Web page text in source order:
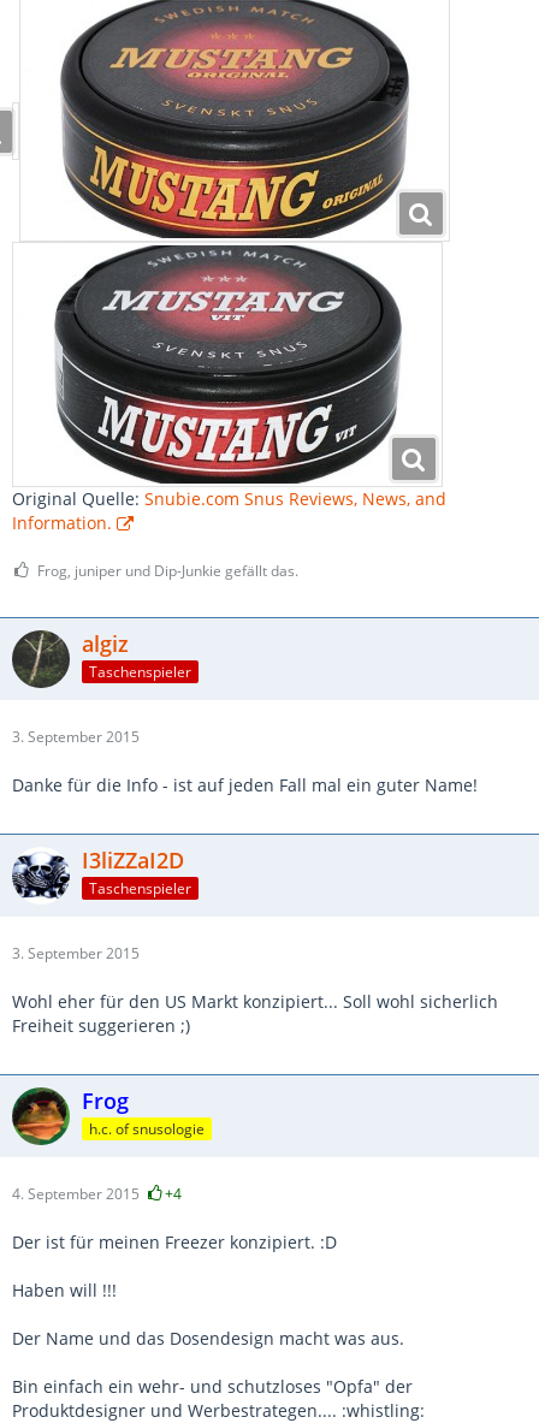
Original Quelle: Snubie.com Snus Reviews, News, and
Information.
Frog, juniper und Dip-Junkie gefällt das.
algiz
Taschenspieler
3. September 2015
Danke für die Info - ist auf jeden Fall mal ein guter Name!
I3liZZaI2D
Taschenspieler
3. September 2015
Wohl eher für den US Markt konzipiert... Soll wohl sicherlich
Freiheit suggerieren ;)
Frog
h.c. of snusologie
4. September 2015 +4
Der ist für meinen Freezer konzipiert. :D
Haben will !!!
Der Name und das Dosendesign macht was aus.
Bin einfach ein wehr- und schutzloses "Opfa" der
Produktdesigner und Werbestrategen.... :whistling: